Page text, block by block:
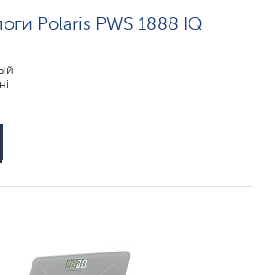
Polaris PWS 1888 IQ